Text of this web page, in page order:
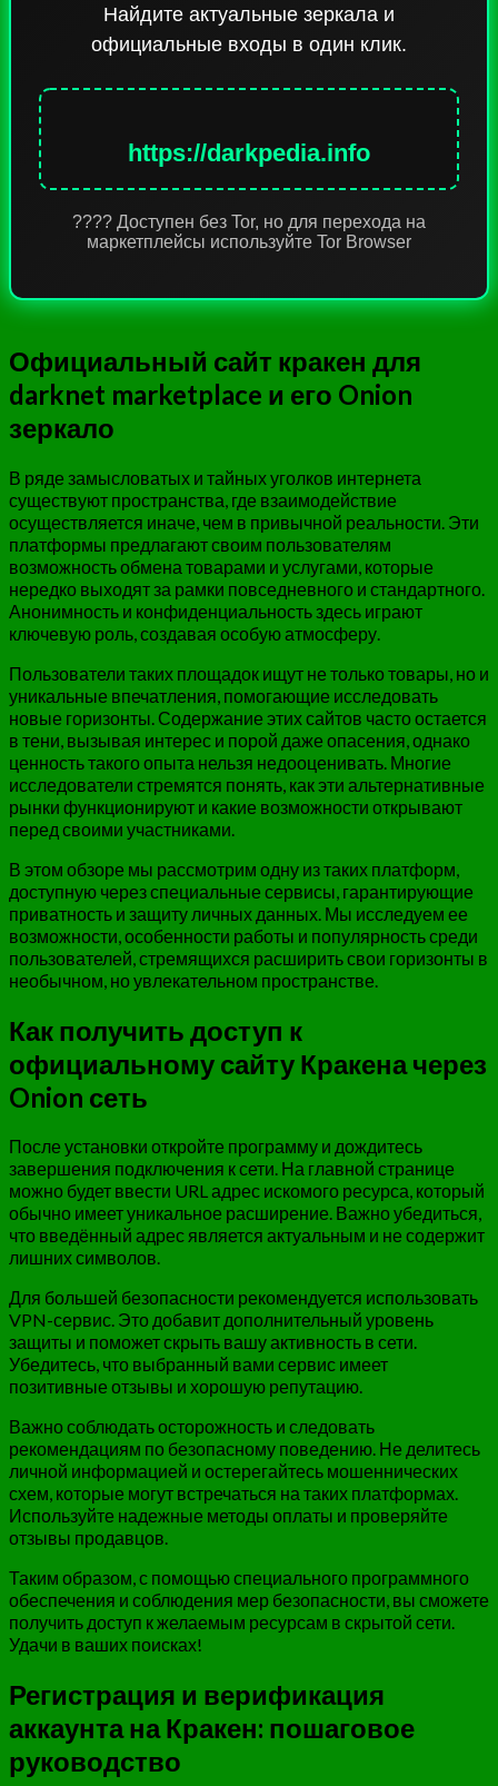
Найдите актуальные зеркала и
официальные входы в один клик.
https://darkpedia.info
???? Доступен без Tor, но для перехода на
маркетплейсы используйте Tor Browser
Официальный сайт кракен для
darknet marketplace и его Onion
зеркало
В ряде замысловатых и тайных уголков интернета
существуют пространства, где взаимодействие
осуществляется иначе, чем в привычной реальности. Эти
платформы предлагают своим пользователям
возможность обмена товарами и услугами, которые
нередко выходят за рамки повседневного и стандартного.
Анонимность и конфиденциальность здесь играют
ключевую роль, создавая особую атмосферу.
Пользователи таких площадок ищут не только товары, но и
уникальные впечатления, помогающие исследовать
новые горизонты. Содержание этих сайтов часто остается
в тени, вызывая интерес и порой даже опасения, однако
ценность такого опыта нельзя недооценивать. Многие
исследователи стремятся понять, как эти альтернативные
рынки функционируют и какие возможности открывают
перед своими участниками.
В этом обзоре мы рассмотрим одну из таких платформ,
доступную через специальные сервисы, гарантирующие
приватность и защиту личных данных. Мы исследуем ее
возможности, особенности работы и популярность среди
пользователей, стремящихся расширить свои горизонты в
необычном, но увлекательном пространстве.
Как получить доступ к
официальному сайту Кракена через
Onion сеть
После установки откройте программу и дождитесь
завершения подключения к сети. На главной странице
можно будет ввести URL адрес искомого ресурса, который
обычно имеет уникальное расширение. Важно убедиться,
что введённый адрес является актуальным и не содержит
лишних символов.
Для большей безопасности рекомендуется использовать
VPN-сервис. Это добавит дополнительный уровень
защиты и поможет скрыть вашу активность в сети.
Убедитесь, что выбранный вами сервис имеет
позитивные отзывы и хорошую репутацию.
Важно соблюдать осторожность и следовать
рекомендациям по безопасному поведению. Не делитесь
личной информацией и остерегайтесь мошеннических
схем, которые могут встречаться на таких платформах.
Используйте надежные методы оплаты и проверяйте
отзывы продавцов.
Таким образом, с помощью специального программного
обеспечения и соблюдения мер безопасности, вы сможете
получить доступ к желаемым ресурсам в скрытой сети.
Удачи в ваших поисках!
Регистрация и верификация
аккаунта на Кракен: пошаговое
руководство